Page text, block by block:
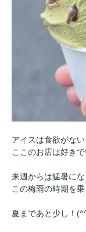
アイスは食欲がな
ここのお店は好き
来週からは猛暑にな
この梅雨の時期を
夏まであと少し！